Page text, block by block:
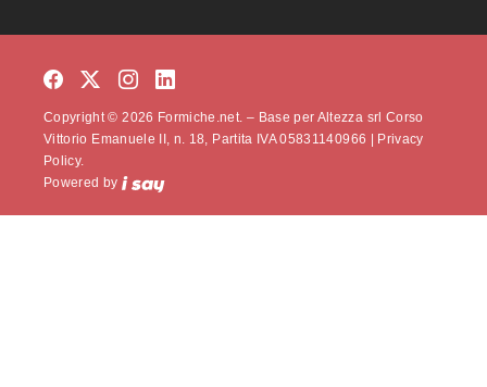
Copyright © 2026 Formiche.net. – Base per Altezza srl Corso
Vittorio Emanuele II, n. 18, Partita IVA 05831140966 |
Privacy
Policy.
Powered by